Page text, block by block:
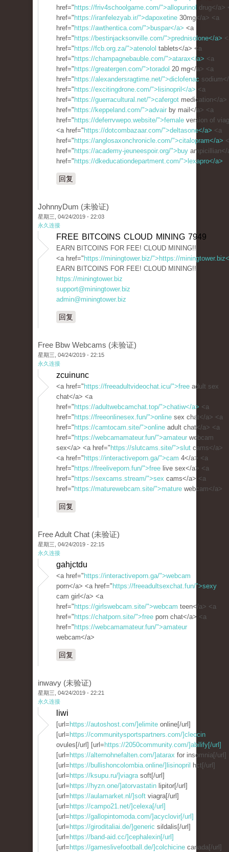
href=" https://friv4schoolgame.com/">allopurinol drug</a>
href=" https://iranfelezyab.ir/">dapoxetine 30mg</a> <a
href=" https://awthentica.com/">buspar</a> <a
href=" https://bestinjacksonville.com/">prednisolone</a>
href=" https://fcb.org.za/">atenolol tablets</a> <a
href=" https://champagnebauble.com/">atarax</a> <a
href=" https://greatergen.com/">toradol 20 mg</a> <a
href=" https://alexandersragtime.net/">diclofenac
href=" https://excitingdrone.com/">lisinopril</a> <a
href=" https://guerracultural.net/">cafergot medication</a>
href=" https://keppeland.com/">advair by mail</a> <a
href=" https://deferrvwepo.website/">female version of
<a href=" https://dotcombazaar.com/">deltasone</a> <a
href=" https://anglosaxonchronicle.com/">citalopram</a>
href=" https://academy-jeuneespoir.org/">buy
href=" https://dkeducationdepartment.com/">lexapro</a>
回复
JohnnyDum (未验证)
星期三, 04/24/2019 - 22:03
永久连接
FREE BITCOINS CLOUD MINING 7949
EARN BITCOINS FOR FEE! CLOUD MINING!!
<a href=" https://miningtower.biz/">https://
EARN BITCOINS FOR FEE! CLOUD MINING!!
https://miningtower.biz
support@miningtower.biz
admin@miningtower.biz
回复
Free Bbw Webcams (未验证)
星期三, 04/24/2019 - 22:15
永久连接
zcuinunc
<a href=" https://freeadultvideochat.icu/">free adult sex
chat</a> <a
href=" https://adultwebcamchat.top/">chatiw</a> <a
href=" https://freeonlinesex.fun/">online sex chat</a> <a
href=" https://camtocam.site/">online adult chat</a> <a
href=" https://webcamamateur.fun/">amateur webcam
sex</a> <a href=" https://slutcams.site/">slut cams</a>
<a href=" https://interactiveporn.ga/">cam 4</a> <a
href=" https://freeliveporn.fun/">free live sex</a> <a
href=" https://sexcams.stream/">sex cams</a> <a
href=" https://maturewebcam.site/">mature webcam</a>
回复
Free Adult Chat (未验证)
星期三, 04/24/2019 - 22:15
永久连接
gahjctdu
<a href=" https://interactiveporn.ga/">webcam
porn</a> <a href=" https://freeadultsexchat.fun/">sexy
cam girl</a> <a
href=" https://girlswebcam.site/">webcam teen</a> <a
href=" https://chatporn.site/">free porn chat</a> <a
href=" https://webcamamateur.fun/">amateur
webcam</a>
回复
inwavy (未验证)
星期三, 04/24/2019 - 22:21
永久连接
liwi
[url= https://autoshost.com/]elimite online[/url]
[url= https://communitysportspartners.com/]cleocin
ovules[/url] [url= https://2050community.com/]abilify[/url]
[url= https://alternohnefalten.com/]atarax for insomnia[/url]
[url= https://bullishoncolombia.online/]lisinopril
hct[/url]
[url= https://ksupu.ru/]viagrasoft[/url]
[url= https://hyzn.one/]atorvastatin lipitor[/url]
[url= https://aulamarket.nl/]soft viagra[/url]
[url= https://campo21.net/]celexa[/url]
[url= https://gallopintomoda.com/]acyclovir[/url]
[url= https://giroditaliai.de/]generic sildalis[/url]
[url= https://band-aid.cc/]cephalexin[/url]
[url= https://gameslivefootball.de/]colchicine canada[/url]